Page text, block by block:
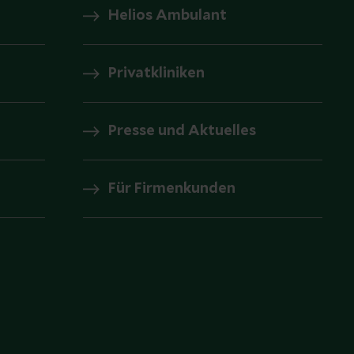
Helios Ambulant
Privatkliniken
Presse und Aktuelles
Für Firmenkunden